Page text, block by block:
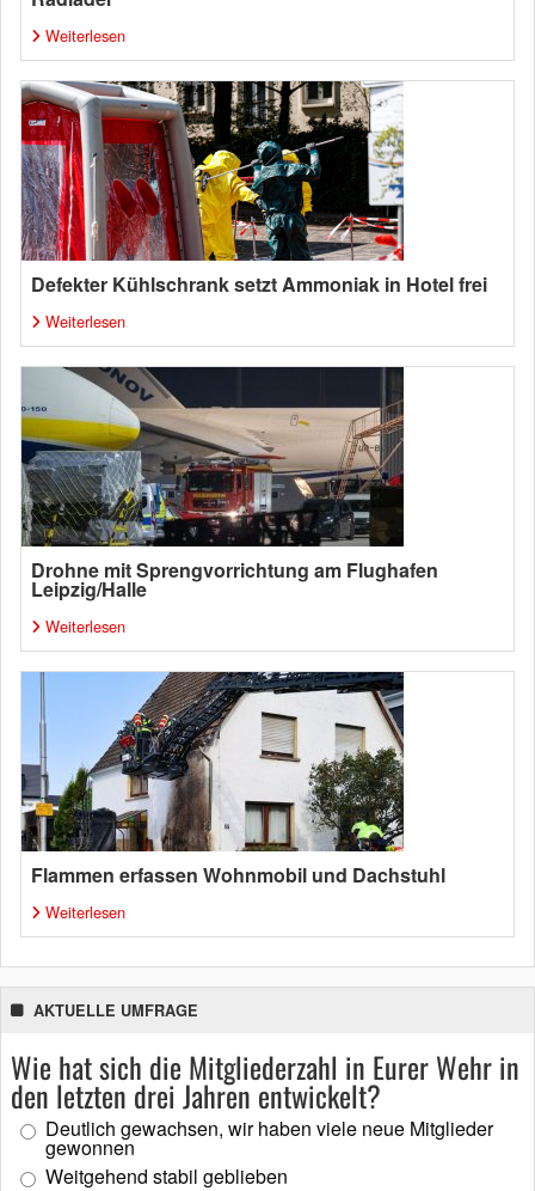
Weiterlesen
Defekter Kühlschrank setzt Ammoniak in Hotel frei
Weiterlesen
Drohne mit Sprengvorrichtung am Flughafen
Leipzig/Halle
Weiterlesen
Flammen erfassen Wohnmobil und Dachstuhl
Weiterlesen
AKTUELLE UMFRAGE
Wie hat sich die Mitgliederzahl in Eurer Wehr in
den letzten drei Jahren entwickelt?
Deutlich gewachsen, wir haben viele neue Mitglieder
gewonnen
Weitgehend stabil geblieben